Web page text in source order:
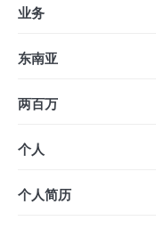
业务
东南亚
两百万
个人
个人简历